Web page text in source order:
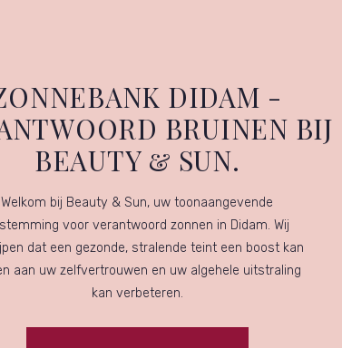
DIDAM -
BRUINEN BIJ
BEAUTY & SUN.
Welkom bij Beauty & Sun, uw toonaangevende
voor verantwoord zonnen in Didam. Wij
dat een gezonde, stralende teint een boost kan
aan uw zelfvertrouwen en uw algehele uitstraling
kan verbeteren.